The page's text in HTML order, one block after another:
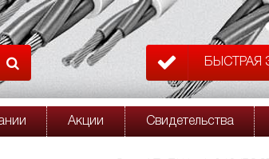
БЫСТРАЯ
Акции Свидетельства